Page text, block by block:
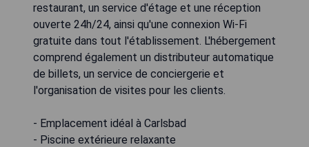
restaurant, un service d'étage et une réception
ouverte 24h/24, ainsi qu'une connexion Wi-Fi
gratuite dans tout l'établissement. L'hébergement
comprend également un distributeur automatique
de billets, un service de conciergerie et
l'organisation de visites pour les clients.
- Emplacement idéal à Carlsbad
- Piscine extérieure relaxante